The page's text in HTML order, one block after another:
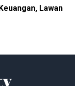
Lawan